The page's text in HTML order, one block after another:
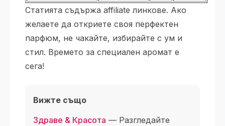
Статията съдържа affiliate линкове. Ако
желаете да откриете своя перфектен
парфюм, не чакайте, избирайте с ум и
стил. Времето за специален аромат е
сега!
Вижте също
Здраве & Красота — Разгледайте